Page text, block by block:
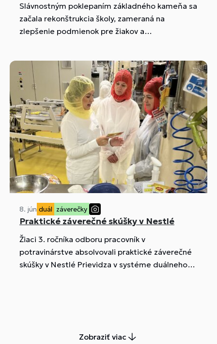
Slávnostným poklepaním základného kameňa sa
začala rekonštrukcia školy, zameraná na
zlepšenie podmienok pre žiakov a
8. jún duál záverečky
Praktické záverečné skúšky v Nestlé
Žiaci 3. ročníka odboru pracovník v
potravinárstve absolvovali praktické záverečné
skúšky v Nestlé Prievidza v systéme duálneho
Zobraziť viac